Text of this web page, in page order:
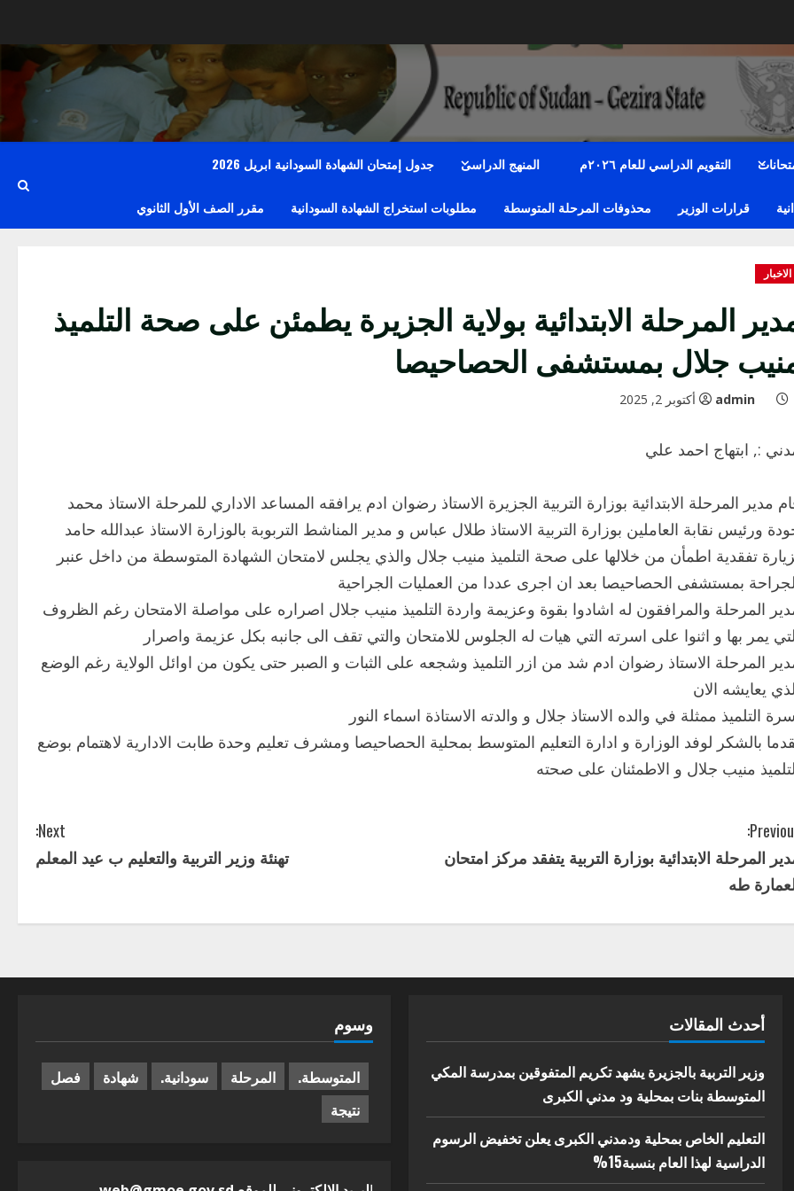
التقويم الدراسي للعام ٢٠٢٦م المنهج الدراسى جدول إمتحان الشهادة السودانية ابريل 2026
قرارات الوزير محذوفات المرحلة المتوسطة مطلوبات استخراج الشهادة السودانية مقرر الصف الأول الثانوي
الاخبار
المرحلة الابتدائية بولاية الجزيرة يطمئن على صحة التلميذ
جلال بمستشفى الحصاحيصا
admin أكتوبر 2, 2025
:, ابتهاج احمد علي
مدير المرحلة الابتدائية بوزارة التربية الجزيرة الاستاذ رضوان ادم يرافقه المساعد الاداري للمرحلة الاستاذ محمد
ورئيس نقابة العاملين بوزارة التربية الاستاذ طلال عباس و مدير المناشط التربوبة بالوزارة الاستاذ عبدالله حامد
تفقدية اطمأن من خلالها على صحة التلميذ منيب جلال والذي يجلس لامتحان الشهادة المتوسطة من داخل عنبر
بمستشفى الحصاحيصا بعد ان اجرى عددا من العمليات الجراحية
المرحلة والمرافقون له اشادوا بقوة وعزيمة واردة التلميذ منيب جلال اصراره على مواصلة الامتحان رغم الظروف
يمر بها و اثنوا على اسرته التي هيات له الجلوس للامتحان والتي تقف الى جانبه بكل عزيمة واصرار
المرحلة الاستاذ رضوان ادم شد من ازر التلميذ وشجعه على الثبات و الصبر حتى يكون من اوائل الولاية رغم الوضع
يعايشه الان
التلميذ ممثلة في والده الاستاذ جلال و والدته الاستاذة اسماء النور
بالشكر لوفد الوزارة و ادارة التعليم المتوسط بمحلية الحصاحيصا ومشرف تعليم وحدة طابت الادارية لاهتمام بوضع
منيب جلال و الاطمئنان على صحته
المرحلة الابتدائية بوزارة التربية يتفقد مركز امتحان
طه
Next:
تهنئة وزير التربية والتعليم ب عيد المعلم
أحدث المقالات
وزير التربية بالجزيرة يشهد تكريم المتفوقين بمدرسة المكي
المتوسطة بنات بمحلية ود مدني الكبرى
التعليم الخاص بمحلية ودمدني الكبرى يعلن تخفيض الرسوم
الدراسية لهذا العام بنسبة15%
وسوم
المتوسطة. المرحلة سودانية. شهادة
فصل
نتيجة